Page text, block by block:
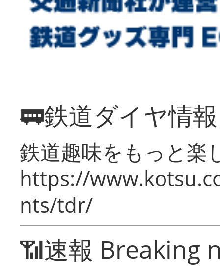
🚃鉄道ダイヤ情
鉄道趣味をもっと楽
https://
nts/tdr/
📶速報 Breaking